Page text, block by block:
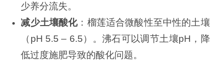
少养分流失。
减少土壤酸化：榴莲适合微酸性至中性的土壤
（pH 5.5 – 6.5）。沸石可以调节土壤pH，降
低过度施肥导致的酸化问题。